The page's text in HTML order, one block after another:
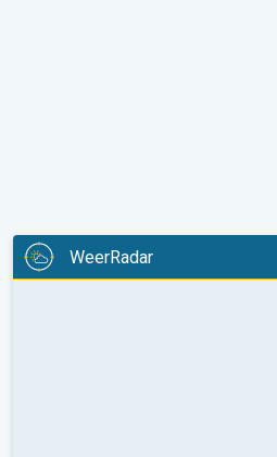
WeerRadar